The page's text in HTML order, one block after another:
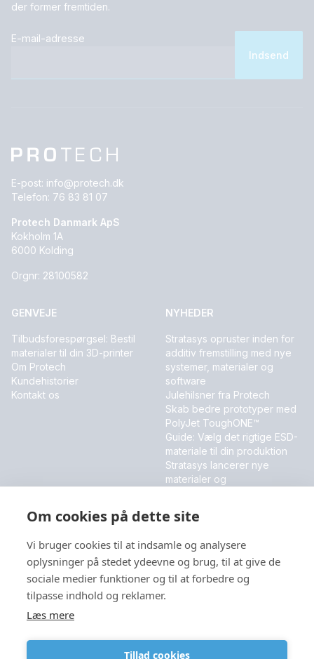
Om cookies på dette site
Vi bruger cookies til at indsamle og analysere
oplysninger på stedet ydeevne og brug, til at give de
sociale medier funktioner og til at forbedre og
tilpasse indhold og reklamer.
Læs mere
Tillad cookies
der former fremtiden.
E-mail-adresse
E-post: info@protech.dk
Telefon: 76 83 81 07
Protech Danmark ApS
Kokholm 1A
6000 Kolding
Orgnr: 28100582
GENVEJE
Tilbudsforespørgsel: Bestil
materialer til din 3D-printer
Om Protech
Kundehistorier
Kontakt os
NYHEDER
Stratasys opruster inden for
additiv fremstilling med nye
systemer, materialer og
software
Julehilsner fra Protech
Skab bedre prototyper med
PolyJet ToughONE™
Guide: Vælg det rigtige ESD-
materiale til din produktion
Stratasys lancerer nye
materialer og
MESSER OG EVENT
DALO Industry Days 2026